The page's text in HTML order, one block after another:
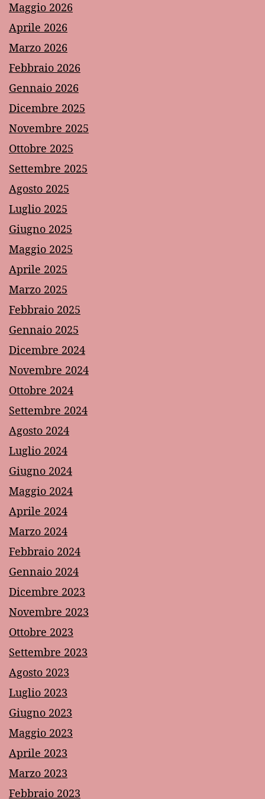
Maggio 2026
Aprile 2026
Marzo 2026
Febbraio 2026
Gennaio 2026
Dicembre 2025
Novembre 2025
Ottobre 2025
Settembre 2025
Agosto 2025
Luglio 2025
Giugno 2025
Maggio 2025
Aprile 2025
Marzo 2025
Febbraio 2025
Gennaio 2025
Dicembre 2024
Novembre 2024
Ottobre 2024
Settembre 2024
Agosto 2024
Luglio 2024
Giugno 2024
Maggio 2024
Aprile 2024
Marzo 2024
Febbraio 2024
Gennaio 2024
Dicembre 2023
Novembre 2023
Ottobre 2023
Settembre 2023
Agosto 2023
Luglio 2023
Giugno 2023
Maggio 2023
Aprile 2023
Marzo 2023
Febbraio 2023